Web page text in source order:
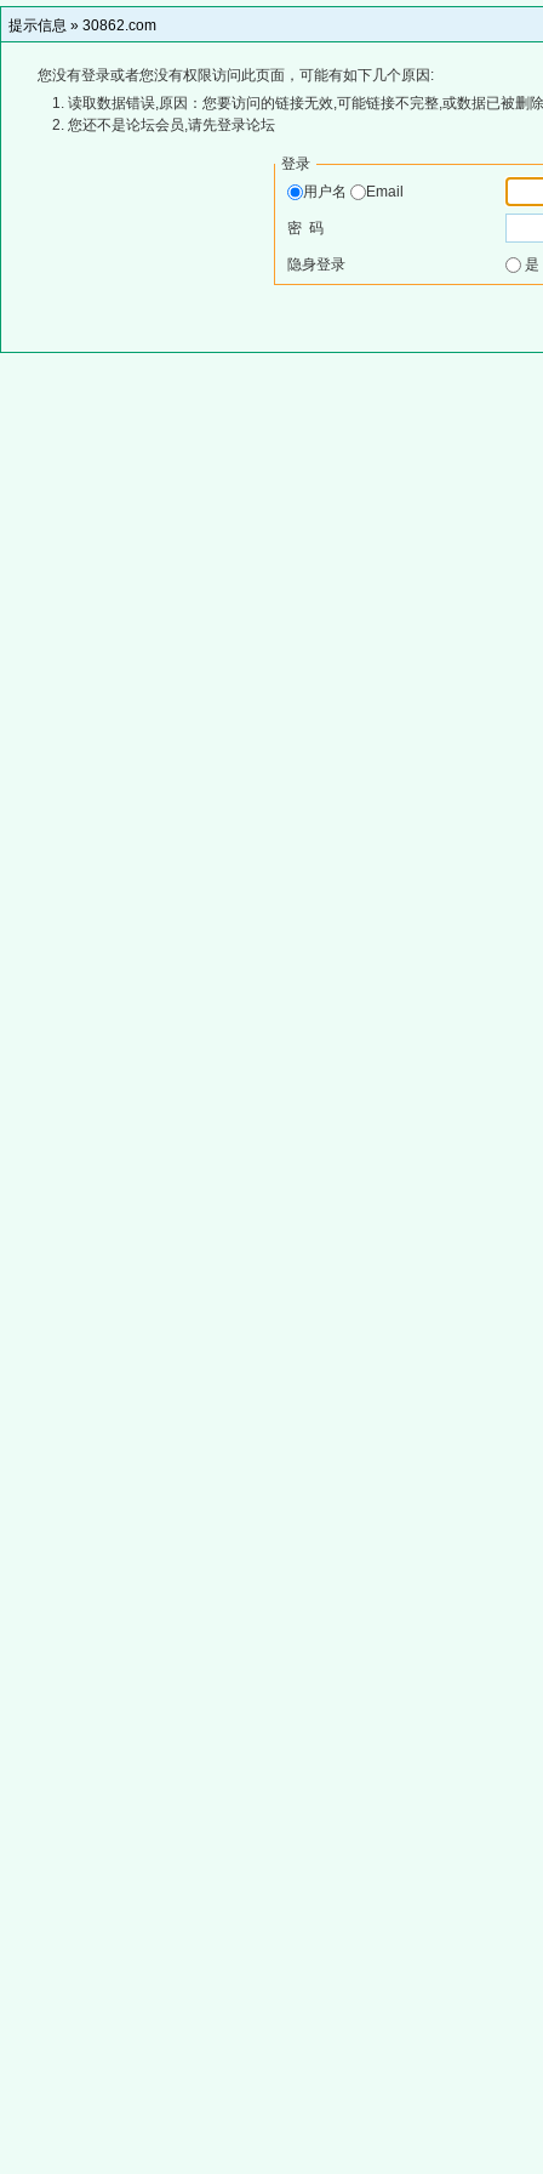
提示信息 » 30862.com
您没有登录或者您没有权限访问此页面，可能有如下几个原因:
读取数据错误,原因：您要访问的链接无效,可能链接不完整,或数据已被删
您还不是论坛会员,请先登录论坛
登录
用户名
Email
密 码
隐身登录